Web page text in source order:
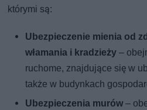
którymi są:
Ubezpieczenie mienia od
włamania i kradzieży –
ruchome, znajdujące się w
także w budynkach
Ubezpieczenia murów –